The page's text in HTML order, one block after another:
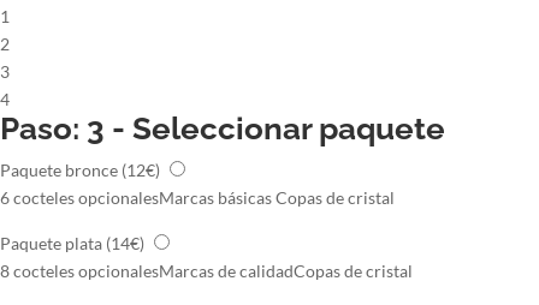
1
2
3
4
Paso: 3 - Seleccionar paquete
Paquete bronce (12€)
6 cocteles opcionalesMarcas básicasCopas de cristal
Paquete plata (14€)
8 cocteles opcionalesMarcas de calidadCopas de cristal